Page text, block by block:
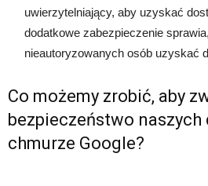
uwierzytelniający, aby uzyskać
dodatkowe zabezpieczenie
nieautoryzowanych osób uzyskać
Co możemy zrobić, aby
bezpieczeństwo naszych
chmurze Google?